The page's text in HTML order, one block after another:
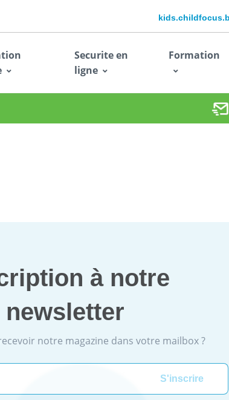
Securite en
ligne
Formation
à notre
newsletter
notre magazine dans votre mailbox ?